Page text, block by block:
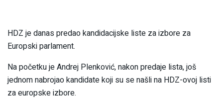
HDZ je danas predao kandidacijske liste za izbore za
Europski parlament.
Na početku je Andrej Plenković, nakon predaje lista, još
jednom nabrojao kandidate koji su se našli na HDZ-ovoj listi
za europske izbore.